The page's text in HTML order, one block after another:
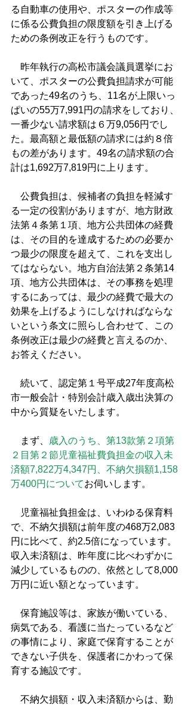
る自動車の使用や、ポスターの作成等
に係る公費負担の限度額を引き上げる
ための条例改正を行うものです。
昨年執行の高松市議会議員選挙にお
いて、ポスターの公費負担請求が可能
であった49名のうち、11名が上限いっ
ぱいの55万7,991円の請求をしており、
一番少ない請求額は６万9,056円でし
た。最高額と最低額の請求には約８倍
もの差があります。49名の請求額の合
計は1,692万7,819円に上ります。
公費負担は、候補者の負担を軽減す
る一定の役割がありますが、地方財政
法第４条第１項、地方公共団体の経費
は、その目的を達成するための必要か
つ最少の限度を超えて、これを支出し
てはならない。地方自治法第２条第14
項、地方公共団体は、その事務を処理
するにあっては、最少の経費で最大の
効果を上げるようにしなければならな
いという条文に照らし合わせて、この
条例改正は最少の経費と言えるのか、
お答えください。
続いて、認定第１号平成27年度高松
市一般会計・特別会計歳入歳出決算の
中から質疑をいたします。
まず、 歳入のうち、第13款第２項第
２目第２節児童福祉費負担金の収入未
済額7,822万4,347円、不納欠損額1,158
万400円についてお伺いします。
児童福祉負担金は、いわゆる保育料
で、不納欠損額は前年度の468万2,083
円に比べて、約2.5倍になっています。
収入未済額は、昨年度に比べわずかに
減少しているものの、依然として8,000
万円に近い額となっています。
保育施設等は、家族が働いている、
病気である、看護に当たっているなど
の事情により、家庭で保育することが
できない子供を、保護者にかわって保
育する施設です。
不納欠損額・収入未済額からは、勤